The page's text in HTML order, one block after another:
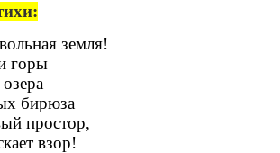
земля!
горы
бирюза
простор,
взор!